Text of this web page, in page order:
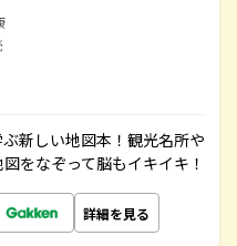
新しい地図本！観光名所や
をなぞって脳もイキイキ！
詳細を見る